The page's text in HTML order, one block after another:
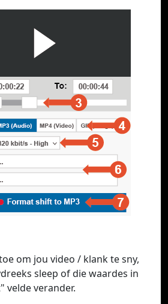
om jou video / klank te sny,
sleep of die waardes in
velde verander.